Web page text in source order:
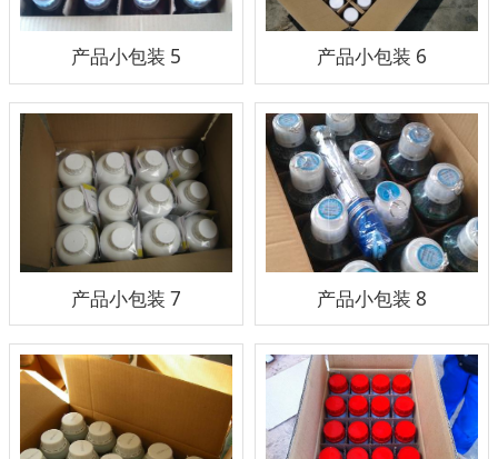
产品小包装 5 产品小包装 6
产品小包装 7 产品小包装 8